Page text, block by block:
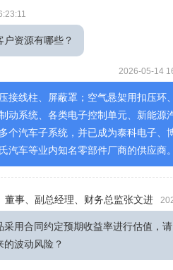
资源有哪些？
2026-05-14
接线柱、屏蔽罩；空气悬架用扣压环
动系统、各类电子控制单元、新能源
个汽车子系统，并已成为泰科电子、
汽车等业内知名零部件厂商的供应商
事、副总经理、财务总监张文进
用合同约定预期收益率进行估值，
的波动风险？